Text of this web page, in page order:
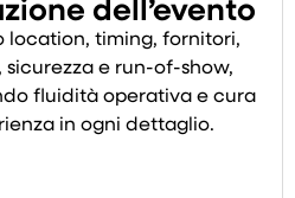
location, timing, fornitori,
sicurezza e run-of-show,
fluidità operativa e cura
in ogni dettaglio.